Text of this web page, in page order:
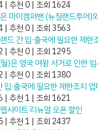
| 추천 0| 조회 1624
마이캠퍼밴 (뉴질랜드투어)
| 추천 0| 조회 3563
드 간 입·출국에 필요한 제
| 추천 0| 조회 1295
)은 영국 여왕 서거로 인한
| 추천 0| 조회 1380
입·출국에 필요한 제한조치
| 추천 1 | 조회 1621
사이트 리뉴얼 오픈 할인
| 추천 1 | 조회 2437